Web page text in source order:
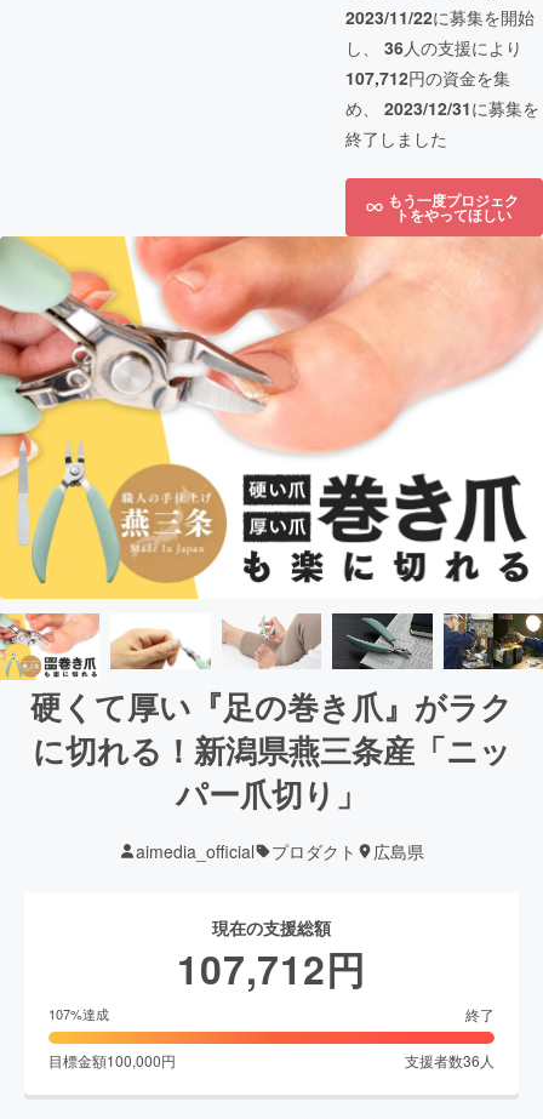
2023/11/22に募集を開始
し、 36人の支援により
107,712円の資金を集
め、 2023/12/31に募集を
終了しました
もう一度プロジェク
トをやってほしい
硬くて厚い『足の巻き爪』がラク
に切れる！新潟県燕三条産「ニッ
パー爪切り」
aimedia_official プロダクト 広島県
現在の支援総額
107,712円
107%達成 終了
目標金額100,000円 支援者数36 人